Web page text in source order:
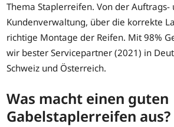
Thema Staplerreifen. Von der Auftrags-
Kundenverwaltung, über die korrekte
richtige Montage der Reifen. Mit 98%
wir bester Servicepartner (2021) in
Schweiz und Österreich.
Was macht einen guten
Gabelstaplerreifen aus?